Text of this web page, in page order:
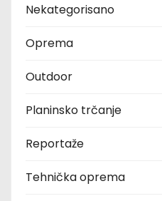
Nekategorisano
Oprema
Outdoor
Planinsko trčanje
Reportaže
Tehnička oprema